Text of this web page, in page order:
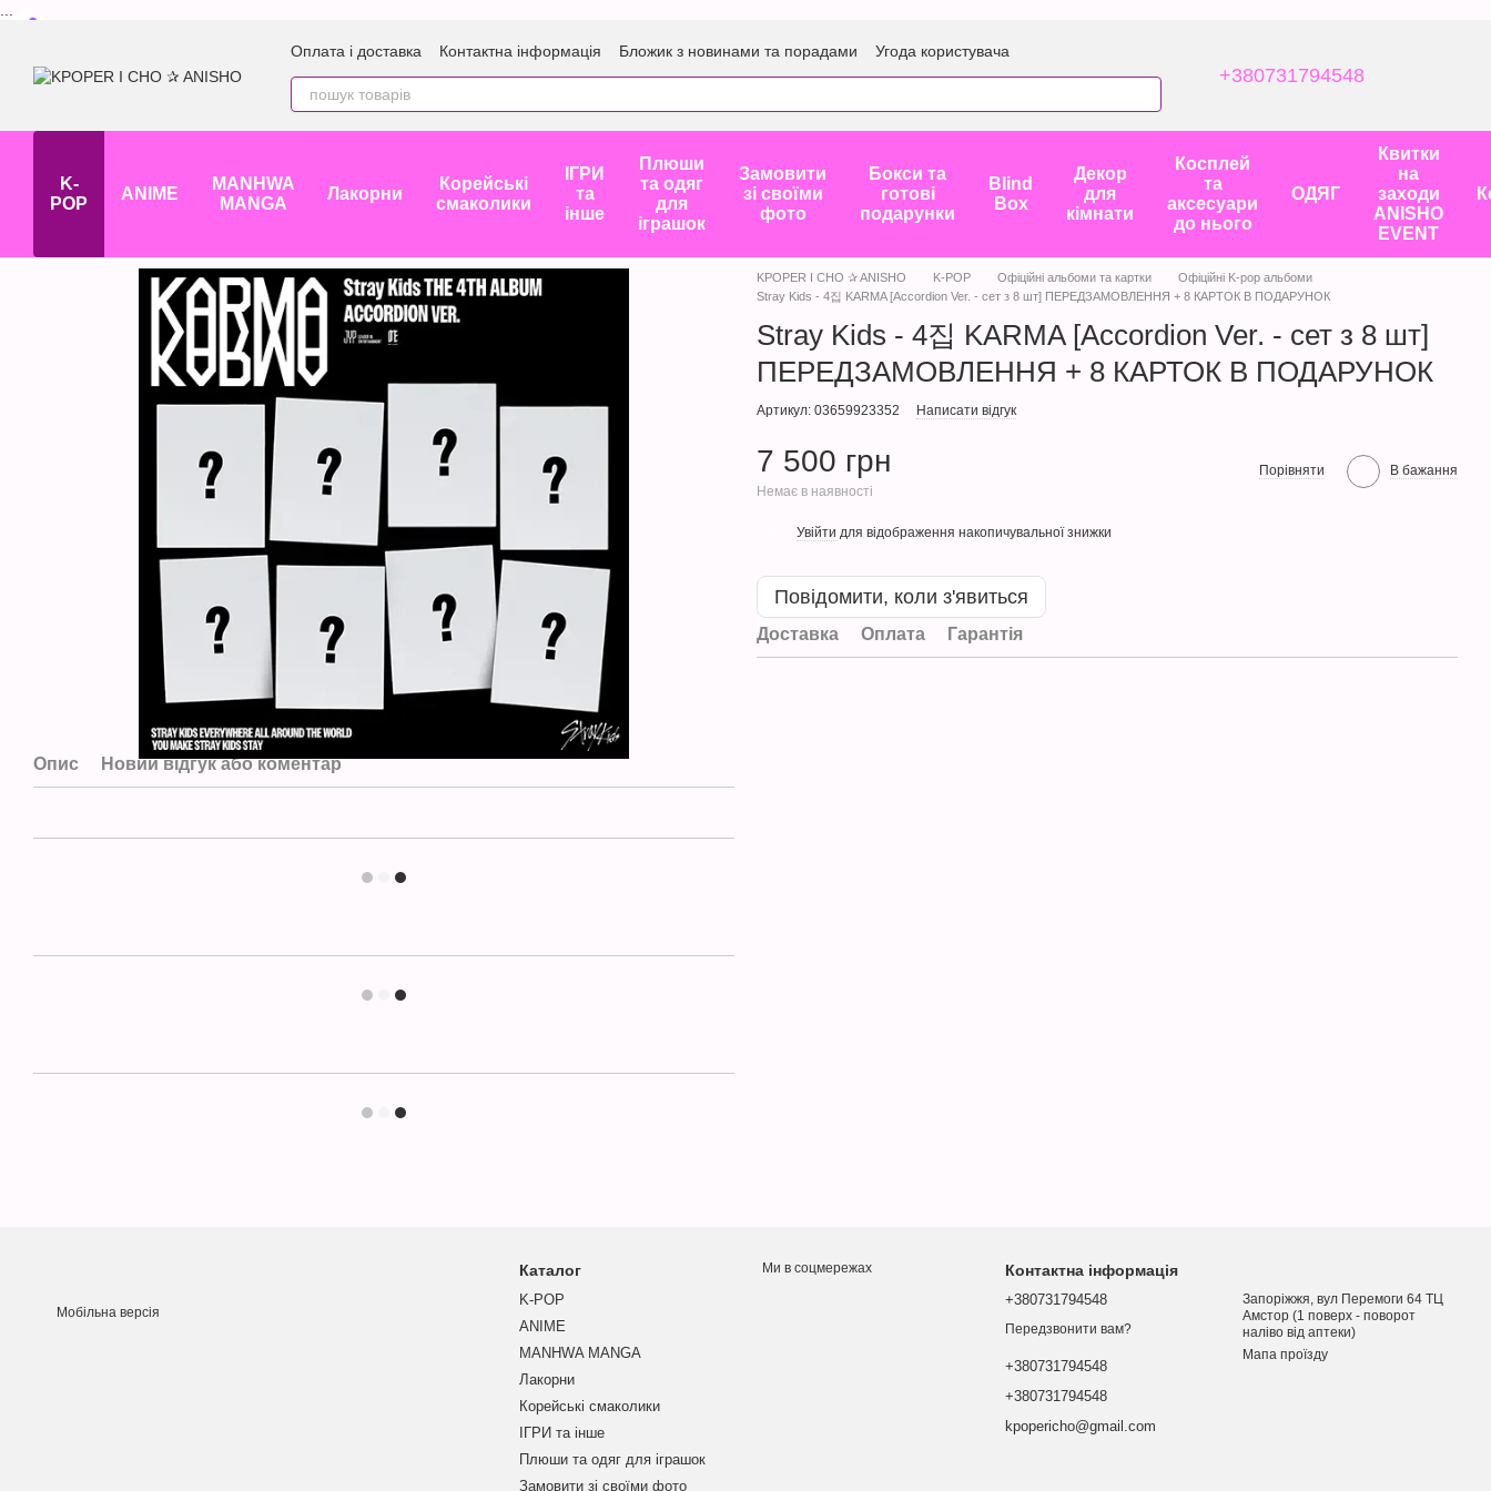
Оплата і доставка Контактна інформація Бложик з новинами та порадами Угода користувача
+380731794548
K-
POP
ANIME
MANHWA
MANGA
Лакорни
Корейські
смаколики
ІГРИ
та
інше
Плюши
та одяг
для
іграшок
Замовити
зі своїми
фото
Бокси та
готові
подарунки
Blind
Box
Декор
для
кімнати
Косплей
та
аксесуари
до нього
ОДЯГ
Квитки
на
заходи
ANISHO
EVENT
Опис Новий відгук або коментар
KPOPER I CHO ✰ ANISHO K-POP Офіційні альбоми та картки
Офіційні K-pop альбоми
Stray Kids - 4집 KARMA [Accordion Ver. - сет з 8 шт] ПЕРЕДЗАМОВЛЕННЯ + 8 КАРТОК В ПОДАРУНОК
Stray Kids - 4집 KARMA [Accordion Ver. - сет з 8 шт]
ПЕРЕДЗАМОВЛЕННЯ + 8 КАРТОК В ПОДАРУНОК
Артикул: 03659923352 Написати відгук
7 500 грн
Немає в наявності
Порівняти В бажання
Увійти для відображення накопичувальної знижки
Повідомити, коли з'явиться
Доставка Оплата Гарантія
Мобільна версія
Каталог
K-POP
ANIME
MANHWA MANGA
Лакорни
Корейські смаколики
ІГРИ та інше
Плюши та одяг для іграшок
Замовити зі своїми фото
Ми в соцмережах Контактна інформація
+380731794548
Передзвонити вам?
+380731794548
+380731794548
kpopericho@gmail.com
Запоріжжя, вул Перемоги 64 ТЦ
Амстор (1 поверх - поворот
наліво від аптеки)
Мапа проїзду